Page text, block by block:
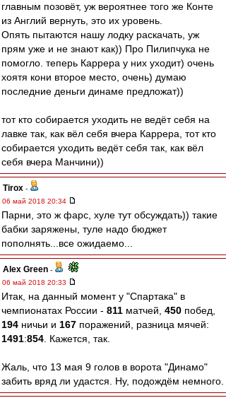
главным позовёт, уж вероятнее того же Конте
из Англий вернуть, это их уровень.
Опять пытаются нашу лодку раскачать, уж
прям уже и не знают как)) Про Пилипчука не
помогло. теперь Каррера у них уходит) очень
хоятя кони второе место, очень) думаю
последние деньги динаме предложат))
тот кто собирается уходить не ведёт себя на
лавке так, как вёл себя вчера Каррера, тот кто
собирается уходить ведёт себя так, как вёл
себя вчера Манчини))
Tirox -
06 май 2018 20:34
Парни, это ж фарс, хуле тут обсуждать)) такие
бабки заряжены, туле надо бюджет
пополнять...все ожидаемо...
Alex Green -
06 май 2018 20:33
Итак, на данный момент у "Спартака" в
чемпионатах России - 811 матчей, 450 побед,
194 ничьи и 167 поражений, разница мячей:
1491:854 . Кажется, так.
Жаль, что 13 мая 9 голов в ворота "Динамо"
забить вряд ли удастся. Ну, подождём немного.